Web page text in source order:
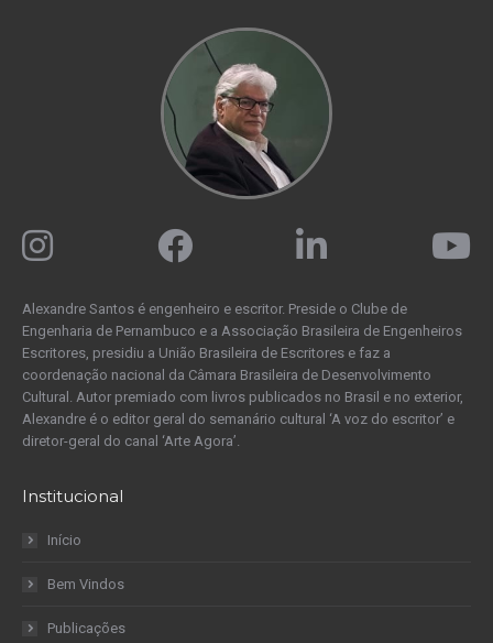
Alexandre Santos é engenheiro e escritor. Preside o Clube de
Engenharia de Pernambuco e a Associação Brasileira de Engenheiros
Escritores, presidiu a União Brasileira de Escritores e faz a
coordenação nacional da Câmara Brasileira de Desenvolvimento
Cultural. Autor premiado com livros publicados no Brasil e no exterior,
Alexandre é o editor geral do semanário cultural ‘A voz do escritor’ e
diretor-geral do canal ‘Arte Agora’.
Institucional
Início
Bem Vindos
Publicações